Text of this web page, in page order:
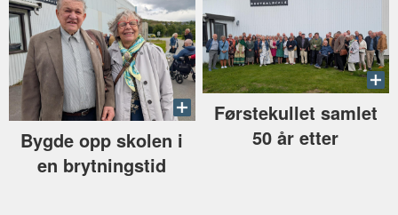
Bygde opp skolen i
en brytningstid
Førstekullet samlet
50 år etter